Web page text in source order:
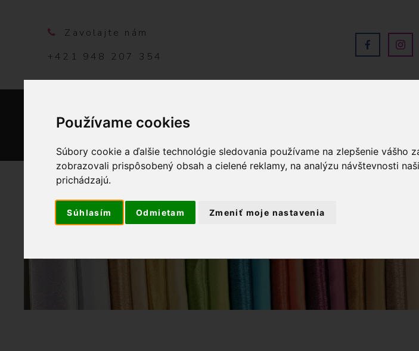
Používame cookies
Súbory cookie a ďalšie technológie sledovania používame na zlepšenie vášho
zobrazovali prispôsobený obsah a cielené reklamy, na analýzu návštevnosti
prichádzajú.
Súhlasím Odmietam Zmeniť moje nastavenia
Zavolajte nám
+421 948 207 354
OBCHOD